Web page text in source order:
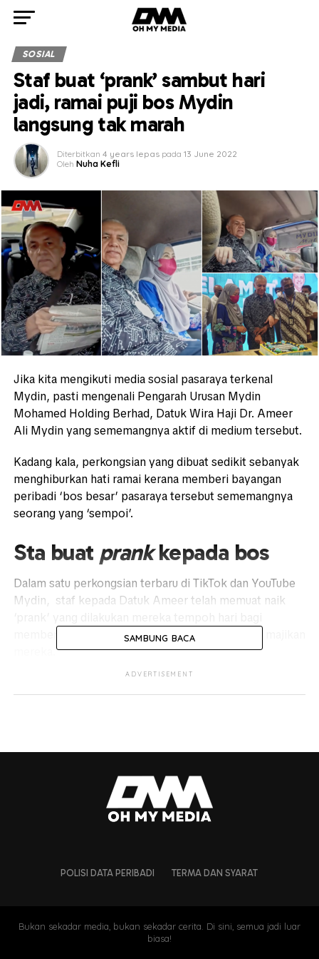
SOSIAL
Staf buat ‘prank’ sambut hari
jadi, ramai puji bos Mydin
langsung tak marah
Diterbitkan 4 years lepas pada 13 June 2022
Oleh Nuha Kefli
Jika kita mengikuti media sosial pasaraya terkenal
Mydin, pasti mengenali Pengarah Urusan Mydin
Mohamed Holding Berhad, Datuk Wira Haji Dr. Ameer
Ali Mydin yang sememangnya aktif di medium tersebut.
Kadang kala, perkongsian yang dibuat sedikit sebanyak
menghiburkan hati ramai kerana memberi bayangan
peribadi ‘bos besar’ pasaraya tersebut sememangnya
seorang yang ‘sempoi’.
Sta buat prankkepada bos
Dalam satu perkongsian terbaru di TikTok dan YouTube
Mydin, staf kepada Datuk Ameer telah memuat naik
memberi kejutan sempena ulang tahun kelahiran majikan
sempena Birthday Datuk
Ameer! Jom tengok full
video di Youtube MYDIN
#AmeerMydin
SAMBUNG BACA
ADVERTISEMENT
POLISI DATA PERIBADI TERMA DAN SYARAT
Bukan sekadar media, bukan sekadar cerita. Di sini, semua jadi luar
biasa!